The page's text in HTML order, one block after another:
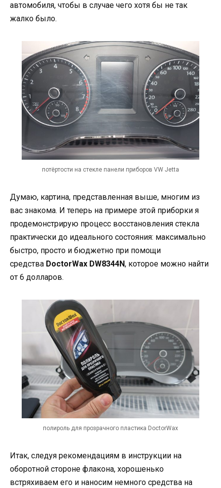
автомобиля, чтобы в случае чего хотя бы не так
жалко было.
потёртости на стекле панели приборов VW Jetta
Думаю, картина, представленная выше, многим из
вас знакома. И теперь на примере этой приборки я
продемонстрирую процесс восстановления стекла
практически до идеального состояния: максимально
быстро, просто и бюджетно при помощи
средства DoctorWax DW8344N, которое можно найти
от 6 долларов.
полироль для прозрачного пластика DoctorWax
Итак, следуя рекомендациям в инструкции на
оборотной стороне флакона, хорошенько
встряхиваем его и наносим немного средства на